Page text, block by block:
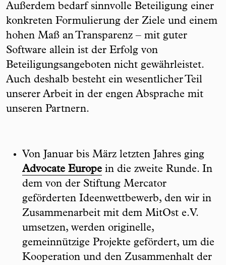
Außerdem bedarf sinnvolle Beteiligung einer
konkreten Formulierung der Ziele und einem
hohen Maß an Transparenz – mit guter
Software allein ist der Erfolg von
Beteiligungsangeboten nicht gewährleistet.
Auch deshalb besteht ein wesentlicher Teil
unserer Arbeit in der engen Absprache mit
unseren Partnern.
Von Januar bis März letzten Jahres ging
Advocate Europe in die zweite Runde. In
dem von der Stiftung Mercator
geförderten Ideenwettbewerb, den wir in
Zusammenarbeit mit dem MitOst e.V.
umsetzen, werden originelle,
gemeinnützige Projekte gefördert, um die
Kooperation und den Zusammenhalt der